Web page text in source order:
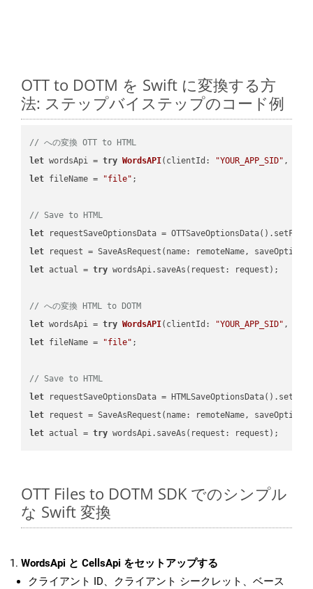
OTT to DOTM を Swift に変換する方
法: ステップバイステップのコード例
// への変換 OTT to HTML
let wordsApi = try WordsAPI( clientId: "YOUR_APP_SID" ,
let fileName = "file" ;
// Save to HTML
let requestSaveOptionsData =
let request = SaveAsRequest(name: remoteName,
let actual = try wordsApi.saveAs(request: request);
// への変換 HTML to DOTM
let wordsApi = try WordsAPI( clientId: "YOUR_APP_SID" ,
let fileName = "file" ;
// Save to HTML
let requestSaveOptionsData =
let request = SaveAsRequest(name: remoteName,
let actual = try
OTT Files to DOTM SDK でのシンプル
な Swift 変換
WordsApi と CellsApi をセットアップする
クライアント ID、クライアント シークレット、ベース